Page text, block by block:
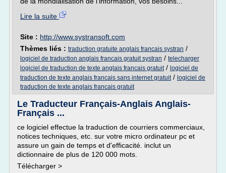
Lire la suite
Site : http://www.systransoft.com
Thèmes liés : traduction gratuite anglais francais systran /
logiciel de traduction anglais francais gratuit systran / telecharger
logiciel de traduction de texte anglais francais gratuit/ logiciel de
traduction de texte anglais francais sans internet gratuit/ logiciel de
traduction de texte anglais francais gratuit
Le Traducteur Français-Anglais Anglais-
Français ...
ce logiciel effectue la traduction de courriers commerciaux,
notices techniques, etc. sur votre micro ordinateur pc et
assure un gain de temps et d'efficacité. inclut un
dictionnaire de plus de 120 000 mots.
Télécharger >